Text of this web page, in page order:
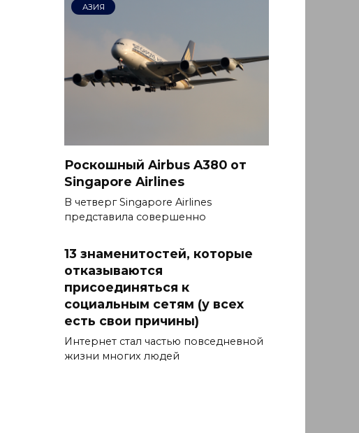
АЗИЯ
Роскошный Airbus A380 от
Singapore Airlines
В четверг Singapore Airlines
представила совершенно
13 знаменитостей, которые
отказываются
присоединяться к
социальным сетям (у всех
есть свои причины)
Интернет стал частью повседневной
жизни многих людей